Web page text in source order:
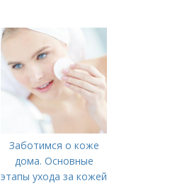
Заботимся о коже
дома. Основные
этапы ухода за кожей